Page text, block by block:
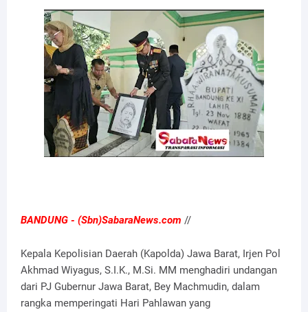
BANDUNG - (Sbn)SabaraNews.com //
Kepala Kepolisian Daerah (Kapolda) Jawa Barat, Irjen Pol
Akhmad Wiyagus, S.I.K., M.Si. MM menghadiri undangan
dari PJ Gubernur Jawa Barat, Bey Machmudin, dalam
rangka memperingati Hari Pahlawan yang